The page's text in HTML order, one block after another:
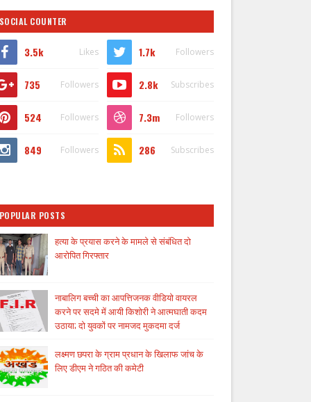
SOCIAL COUNTER
3.5k Likes 1.7k Followers
735 Followers 2.8k Subscribes
524 Followers 7.3m Followers
849 Followers 286 Subscribes
POPULAR POSTS
हत्या के प्रयास करने के मामले से संबंधित दो
आरोपित गिरफ्तार
नाबालिग बच्ची का आपत्तिजनक वीडियो वायरल
करने पर सदमे में आयी किशोरी ने आत्मघाती कदम
उठाया; दो युवकों पर नामजद मुकदमा दर्ज
लक्ष्मण छपरा के ग्राम प्रधान के खिलाफ जांच के
लिए डीएम ने गठित की कमेटी